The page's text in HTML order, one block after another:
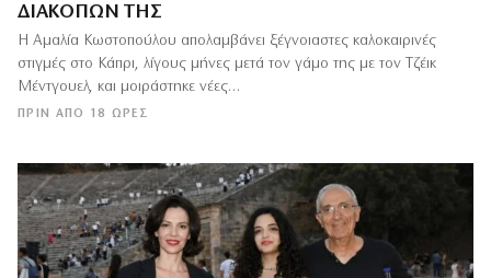
ΔΙΑΚΟΠΏΝ ΤΗΣ
ΠΡΙΝ ΑΠΌ 18 ΏΡΕΣ
Η Αμαλία Κωστοπούλου απολαμβάνει ξέγνοιαστες καλοκαιρινές
στιγμές στο Κάπρι, λίγους μήνες μετά τον γάμο της με τον Τζέικ
Μέντγουελ, και μοιράστηκε νέες…